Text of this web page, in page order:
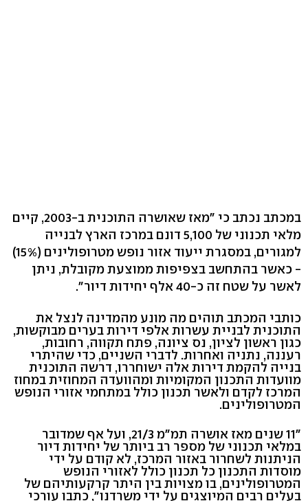
במכתב נכתב כי "מאז שאושרה התוכנית ב-2003, קיים
מלאי תכנוני של 5,100 דונם במרכז הארץ לבנייה
למגורים, במסגרת ייעוד אזור נופש מטרופולינים (15%)
- כאשר בהתחשב בצפיפות ממוצעת מקובלת, ניתן
לאשר על שטח זה כ-40 אלף יחידות דיור".
כותבי המכתב תוהים מה מונע מהמדינה לנצל את
התוכנית לבניית עשרות אלפי דירות בערים מבוקשות,
כגון ראשון לציון, נס ציונה, פתח תקווה, רחובות,
רעננה, נתניה ואחרות. לדברי השניים, כדי שהיתרי
בנייה להקמת דירות אלה ישוחררו, דרשה התוכנית
מוועדות התכנון המקומיות ומהוועדה המחוזית במחוז
המרכז לקדם ולאשר תכנון כולל במתחמי אזורי הנופש
המטרופולינים.
"11 שנים מאז אושרה תמ"מ 21/3, ועל אף שמדובר
במלאי תכנוני של מספר רב ביותר של יחידות דיור
הניתנות לשחרור באזור המרכז, לא קודם על ידי
מוסדות התכנון כל תכנון כולל לאזורי הנופש
המטרופולינים, בו מצויות בין היתר קרקעותיהם של
בעלים רבים המיוצגים על ידי משרדנו", כתבו עורכי